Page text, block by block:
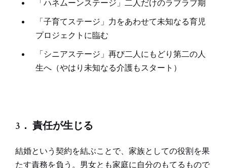
「ハネムーンステージ」二人だけのラブラブ期
「子育てステージ」力をあわせて未知なる育児
プロジェクトに臨む
「シニアステージ」再び二人にもどり第二の人
生へ（やはり未知なる介護もスタート）
3． 責任が生じる
結婚という契約を結ぶことで、家族としての役割を果
たす責務を負う。男女とも家庭に自分のもてるもので